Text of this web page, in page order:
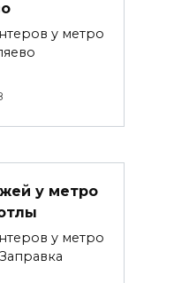
у метро
у метро
у метро